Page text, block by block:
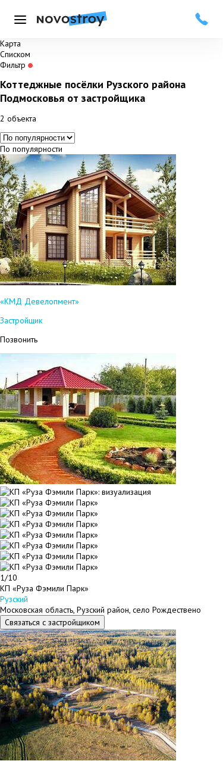
Меню
Карта
Списком
Фильтр
Коттеджные посёлки Рузского района
Подмосковья от застройщика
2 объекта
По популярности
«КМД Девелопмент»
Застройщик
Позвонить
1/10
КП «Руза Фэмили Парк»
Рузский
Московская область, Рузский район, село Рождествено
Связаться с застройщиком